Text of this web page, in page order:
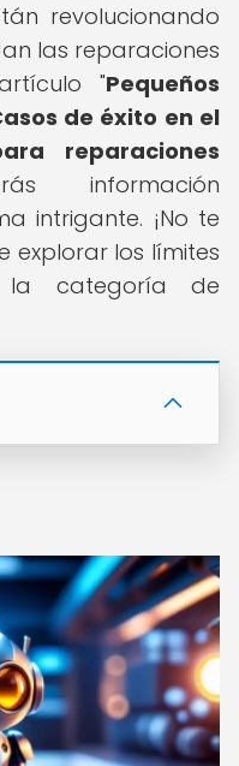
revolucionando
las reparaciones
"Pequeños
de éxito en el
reparaciones
información
intrigante. ¡No te
explorar los límites
categoría de